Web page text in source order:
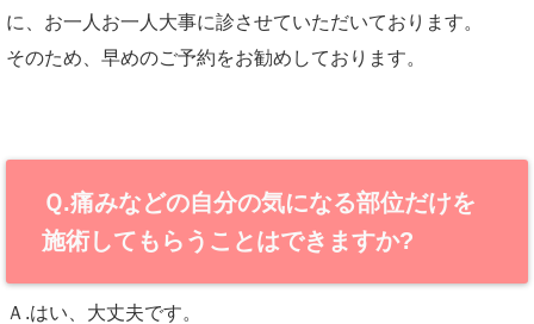
に、お一人お一人大事に診させていただいております。
そのため、早めのご予約をお勧めしております。
Ｑ.痛みなどの自分の気になる部位だけを
施術してもらうことはできますか?
Ａ.はい、大丈夫です。